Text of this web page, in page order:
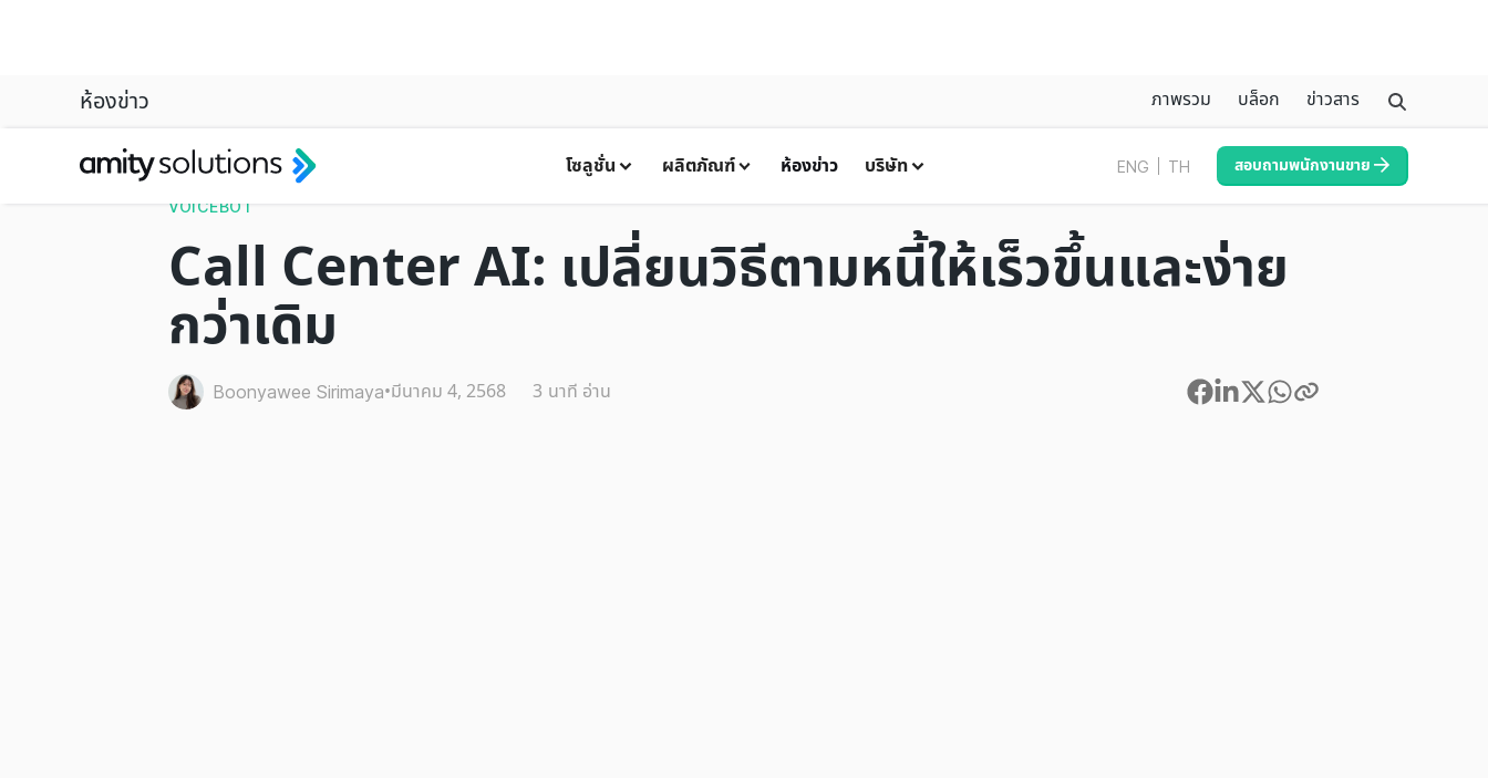
โซลูชั่น ผลิตภัณฑ์ ห้องข่าว บริษัท ENG TH สอบถามพนักงานขาย
ห้องข่าว ภาพรวม บล็อก ข่าวสาร
VOICEBOT
Call Center AI: เปลี่ยนวิธีตามหนี้ให้เร็วขึ้นและง่าย
กว่าเดิม
Boonyawee Sirimaya•มีนาคม 4, 2568 3 นาที อ่าน